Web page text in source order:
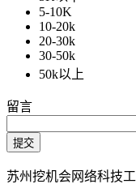
5-10K
10-20k
20-30k
30-50k
50k以上
留言
苏州挖机会网络科技